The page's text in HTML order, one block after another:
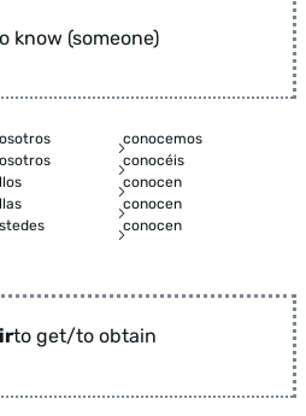
know (someone)
conocemos
conocéis
conocen
conocen
conocen
to get/to obtain